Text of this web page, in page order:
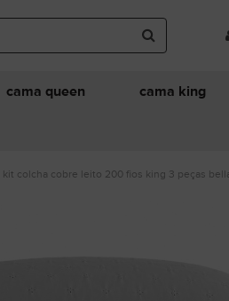
cama queen cama king
kit colcha cobre leito 200 fios king 3 peças